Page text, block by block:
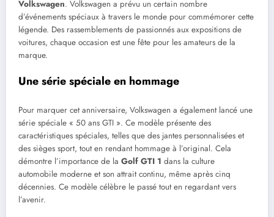
Volkswagen. Volkswagen a prévu un certain nombre
d’événements spéciaux à travers le monde pour commémorer cette
légende. Des rassemblements de passionnés aux expositions de
voitures, chaque occasion est une fête pour les amateurs de la
marque.
Une série spéciale en hommage
Pour marquer cet anniversaire, Volkswagen a également lancé une
série spéciale « 50 ans GTI ». Ce modèle présente des
caractéristiques spéciales, telles que des jantes personnalisées et
des sièges sport, tout en rendant hommage à l’original. Cela
démontre l’importance de la Golf GTI 1 dans la culture
automobile moderne et son attrait continu, même après cinq
décennies. Ce modèle célèbre le passé tout en regardant vers
l’avenir.